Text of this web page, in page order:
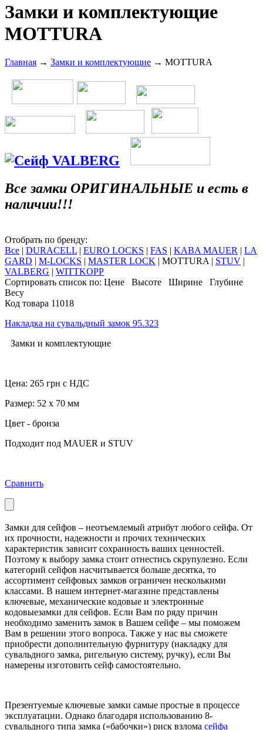
Замки и комплектующие
MOTTURA
Главная → Замки и комплектующие → MOTTURA
Все замки ОРИГИНАЛЬНЫЕ и есть в
наличии!!!
Отобрать по бренду:
Все | DURACELL | EURO LOCKS | FAS | KABA MAUER | LA
GARD | M-LOCKS | MASTER LOCK | MOTTURA | STUV |
VALBERG | WITTKOPP
Сортировать список по: Цене Высоте Ширине
Глубине
Весу
Код товара 11018
Накладка на сувальдный замок 95.323
Замки и комплектующие
Цена: 265 грн с НДС
Размер: 52 х 70 мм
Цвет - бронза
Подходит под MAUER и STUV
Сравнить
Замки для сейфов – неотъемлемый атрибут любого сейфа. От
их прочности, надежности и прочих технических
характеристик зависит сохранность ваших ценностей.
Поэтому к выбору замка стоит отнестись скрупулезно. Если
категорий сейфов насчитывается больше десятка, то
ассортимент сейфовых замков ограничен несколькими
классами. В нашем интернет-магазине представлены
ключевые, механические кодовые и электронные
кодовыезамки для сейфов. Если Вам по ряду причин
необходимо заменить замок в Вашем сейфе – мы поможем
Вам в решении этого вопроса. Также у нас вы сможете
приобрести дополнительную фурнитуру (накладку для
сувальдного замка, ригельную систему, ручку), если Вы
намерены изготовить сейф самостоятельно.
Презентуемые ключевые замки самые простые в процессе
эксплуатации. Однако благодаря использованию 8-
сувальдного типа замка («бабочки») риск взлома сейфа